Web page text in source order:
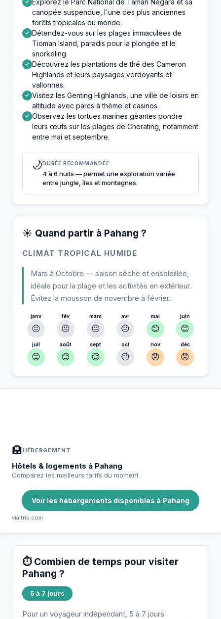
✓
canopée suspendue, l'une des plus anciennes
forêts tropicales du monde.
✓ Détendez-vous sur les plages immaculées de
Tioman Island, paradis pour la plongée et le
snorkeling.
✓ Découvrez les plantations de thé des Cameron
Highlands et leurs paysages verdoyants et
vallonnés.
✓ Visitez les Genting Highlands, une ville de loisirs en
altitude avec parcs à thème et casinos.
✓ Observez les tortues marines géantes pondre
leurs œufs sur les plages de Cherating, notamment
entre mai et septembre.
🌙DURÉE RECOMMANDÉE
4 à 6 nuits — permet une exploration variée
entre jungle, îles et montagnes.
☀️ Quand partir à Pahang ?
CLIMAT TROPICAL HUMIDE
Mars à Octobre — saison sèche et ensoleillée,
idéale pour la plage et les activités en extérieur.
Évitez la mousson de novembre à février.
janv
😐
fév
😐
mars
😐
avr
😐
mai
😊
juin
😊
juil
😊
août
😊
sept
😊
oct
😐
nov
😞
déc
😞
🏨 HÉBERGEMENT
Hôtels & logements à Pahang
Comparez les meilleurs tarifs du moment
Voir les hébergements disponibles à Pahang
via trip.com
⏱️ Combien de temps pour visiter
Pahang ?
5 à 7 jours
Pour un voyageur indépendant, 5 à 7 jours